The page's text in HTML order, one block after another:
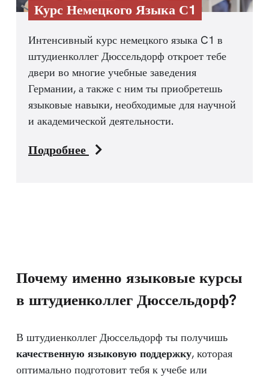
Курс Немецкого Языка С1
Интенсивный курс немецкого языка C1 в
штудиенколлег Дюссельдорф откроет тебе
двери во многие учебные заведения
Германии, а также с ним ты приобретешь
языковые навыки, необходимые для научной
и академической деятельности.
Подробнее
Почему именно языковые курсы
в штудиенколлег Дюссельдорф?
В штудиенколлег Дюссельдорф ты получишь
качественную языковую поддержку, которая
оптимально подготовит тебя к учебе или